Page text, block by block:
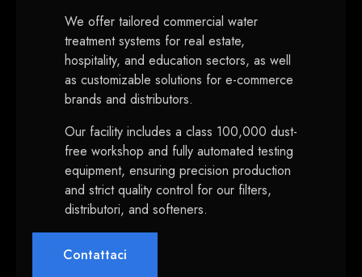
We offer tailored commercial water
treatment systems for real estate,
hospitality, and education sectors, as well
as customizable solutions for e-commerce
brands and distributors.
Our facility includes a class 100,000 dust-
free workshop and fully automated testing
equipment, ensuring precision production
and strict quality control for our filters,
distributori, and softeners.
Contattaci